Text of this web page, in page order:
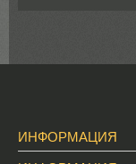
ИНФОРМАЦИЯ